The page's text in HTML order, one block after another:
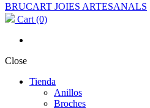
BRUCART JOIES ARTESANALS
Cart (0)
Close
Tienda
Anillos
Broches